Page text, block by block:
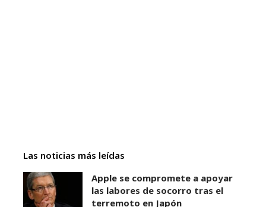
Las noticias más leídas
Apple se compromete a apoyar
las labores de socorro tras el
terremoto en Japón